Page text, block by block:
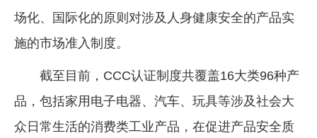
场化、国际化的原则对涉及人身健康安全的产品实
施的市场准入制度。
截至目前，CCC认证制度共覆盖16大类96种产
品，包括家用电子电器、汽车、玩具等涉及社会大
众日常生活的消费类工业产品，在促进产品安全质